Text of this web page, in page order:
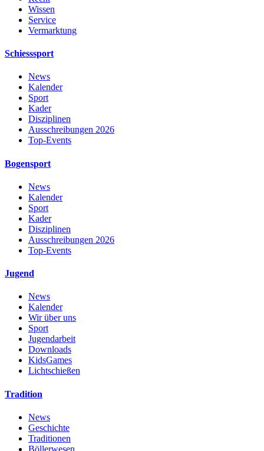
Wissen
Service
Vermarktung
Schiesssport
News
Kalender
Sport
Kader
Disziplinen
Ausschreibungen 2026
Top-Events
Bogensport
News
Kalender
Sport
Kader
Disziplinen
Ausschreibungen 2026
Top-Events
Jugend
News
Kalender
Wir über uns
Sport
Jugendarbeit
Downloads
KidsGames
Lichtschießen
Tradition
News
Geschichte
Traditionen
Böllerwesen